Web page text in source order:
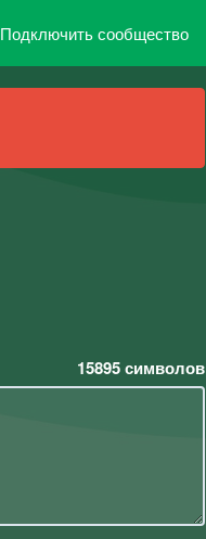
Подключить сообщество
15895символов